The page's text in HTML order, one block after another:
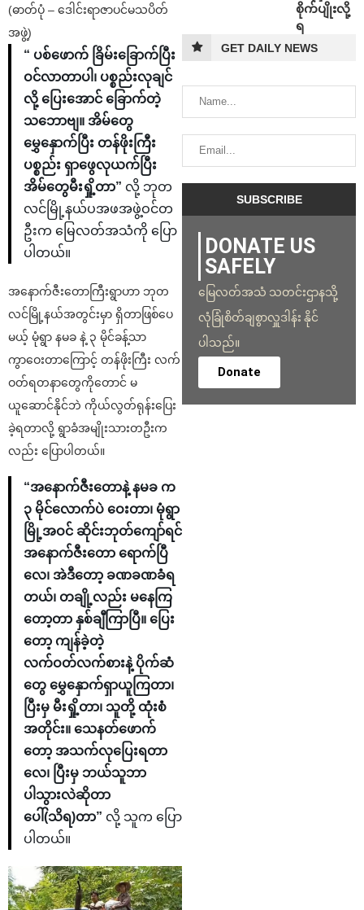
(ဓာတ်ပုံ – ဒေါင်းရာဇာပင်မသပိတ်
အဖွဲ့)
“ ပစ်ဖောက် ခြိမ်းခြောက်ပြီး
ဝင်လာတာပါ၊ ပစ္စည်းလုချင်
လို့ ပြေးအောင် ခြောက်တဲ့
သဘောဗျ။ အိမ်တွေ
မွှေနှောက်ပြီး တန်ဖိုးကြီး
ပစ္စည်း ရှာဖွေလုယက်ပြီး
အိမ်တွေမီးရှို့တာ” လို့ ဘုတ
လင်မြို့နယ်ပအဖအဖွဲ့ဝင်တ
ဦးက မြေလတ်အသံကို ပြော
ပါတယ်။
အနောက်ဇီးတောကြီးရွာဟာ ဘုတ
လင်မြို့နယ်အတွင်းမှာ ရှိတာဖြစ်ပေ
မယ့် မုံရွာ နမခ နဲ့ ၃ မိုင်ခန့်သာ
ကွာဝေးတာကြောင့် တန်ဖိုးကြီး လက်
ဝတ်ရတနာတွေကိုတောင် မ
ယူဆောင်နိုင်ဘဲ ကိုယ်လွတ်ရုန်းပြေး
ခဲ့ရတာလို့ ရွာခံအမျိုးသားတဦးက
လည်း ပြောပါတယ်။
“အနောက်ဇီးတောနဲ့ နမခ က
၃ မိုင်လောက်ပဲ ဝေးတာ၊ မုံရွာ
မြို့အဝင် ဆိုင်းဘုတ်ကျော်ရင်
အနောက်ဇီးတော ရောက်ပြီ
လေ၊ အဲဒီတော့ ခဏခဏခံရ
တယ်၊ တချို့လည်း မနေကြ
တော့တာ နှစ်ချီကြာပြီ။ ပြေး
တော့ ကျန်ခဲ့တဲ့
လက်ဝတ်လက်စားနဲ့ ပိုက်ဆံ
တွေ မွှေနှောက်ရှာယူကြတာ၊
ပြီးမှ မီးရှို့တာ၊ သူတို့ ထုံးစံ
အတိုင်း။ သေနတ်ဖောက်
တော့ အသက်လုပြေးရတာ
လေ၊ ပြီးမှ ဘယ်သူဘာ
ပါသွားလဲဆိုတာ
ပေါ်(သိရ)တာ” လို့ သူက ပြော
ပါတယ်။
စိုက်ပျိုးလို့
ရ
GET DAILY NEWS
DONATE US
SAFELY
မြေလတ်အသံ သတင်းဌာနသို့
လုံခြုံစိတ်ချစွာလှူဒါန်း နိုင်
ပါသည်။
Donate